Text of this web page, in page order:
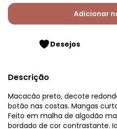
Ganhe 19% OFF Extra em
QUINTESS19. Válido para toda
Adicionar
Desejos
Descrição
Macacão preto, decote
botão nas costas. Mangas
Feito em malha de algodão
bordado de cor contrastante.